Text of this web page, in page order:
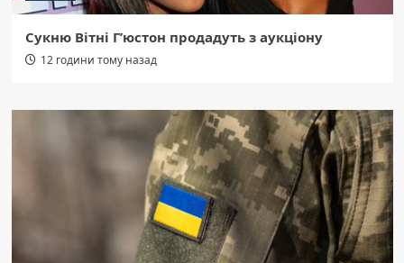
Сукню Вітні Г’юстон продадуть з аукціону
12 години тому назад